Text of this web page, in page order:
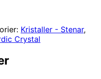
Kristaller - Stenar,
Crystal